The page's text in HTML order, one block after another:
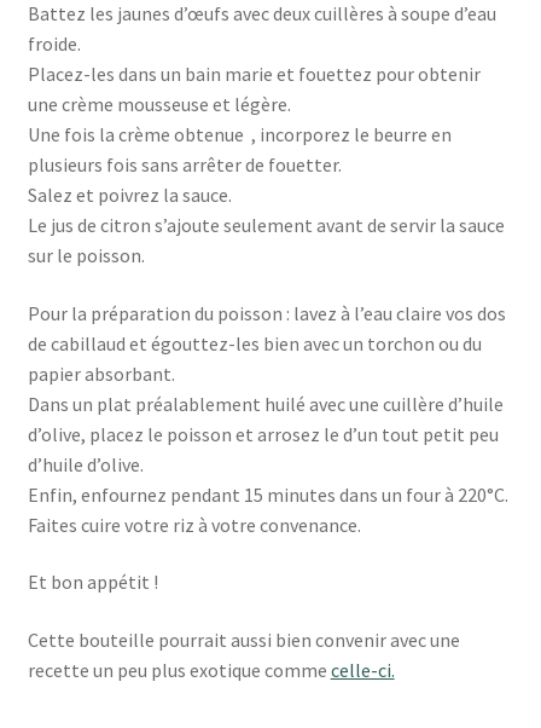
Battez les jaunes d’œufs avec deux cuillères à soupe d’eau
froide.
Placez-les dans un bain marie et fouettez pour obtenir
une crème mousseuse et légère.
Une fois la crème obtenue , incorporez le beurre en
plusieurs fois sans arrêter de fouetter.
Salez et poivrez la sauce.
Le jus de citron s’ajoute seulement avant de servir la sauce
sur le poisson.
Pour la préparation du poisson : lavez à l’eau claire vos dos
de cabillaud et égouttez-les bien avec un torchon ou du
papier absorbant.
Dans un plat préalablement huilé avec une cuillère d’huile
d’olive, placez le poisson et arrosez le d’un tout petit peu
d’huile d’olive.
Enfin, enfournez pendant 15 minutes dans un four à 220°C.
Faites cuire votre riz à votre convenance.
Et bon appétit !
Cette bouteille pourrait aussi bien convenir avec une
recette un peu plus exotique comme celle-ci.